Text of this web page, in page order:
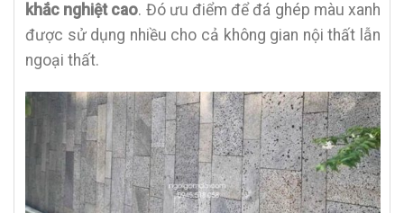
khắc nghiệt cao. Đó ưu điểm để đá ghép màu xanh
được sử dụng nhiều cho cả không gian nội thất lẫn
ngoại thất.